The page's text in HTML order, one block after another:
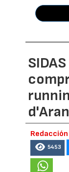
d'Aran
5453